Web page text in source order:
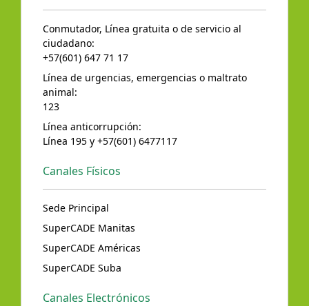
Conmutador, Línea gratuita o de servicio al
ciudadano:
+57(601) 647 71 17
Línea de urgencias, emergencias o maltrato
animal:
123
Línea anticorrupción:
Línea 195 y +57(601) 6477117
Canales Físicos
Sede Principal
SuperCADE Manitas
SuperCADE Américas
SuperCADE Suba
Canales Electrónicos